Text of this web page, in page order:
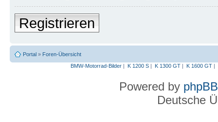
Registrieren
Portal » Foren-Übersicht
BMW-Motorrad-Bilder| K 1200 S| K 1300 GT| K 1600 GT|
Powered by phpBB
Deutsche